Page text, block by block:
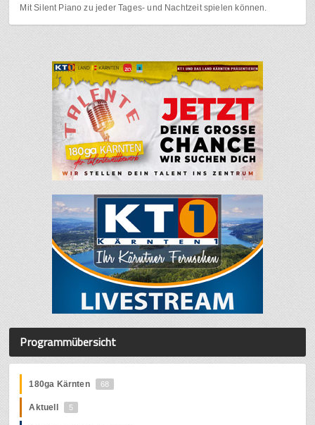
Mit Silent Piano zu jeder Tages- und Nachtzeit spielen können.
Programmübersicht
180ga Kärnten 68
Aktuell 5